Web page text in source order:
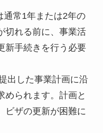
通常1年または2年の
切れる前に、事業活
新手続きを行う必要
出した事業計画に沿
められます。計画と
ビザの更新が困難に